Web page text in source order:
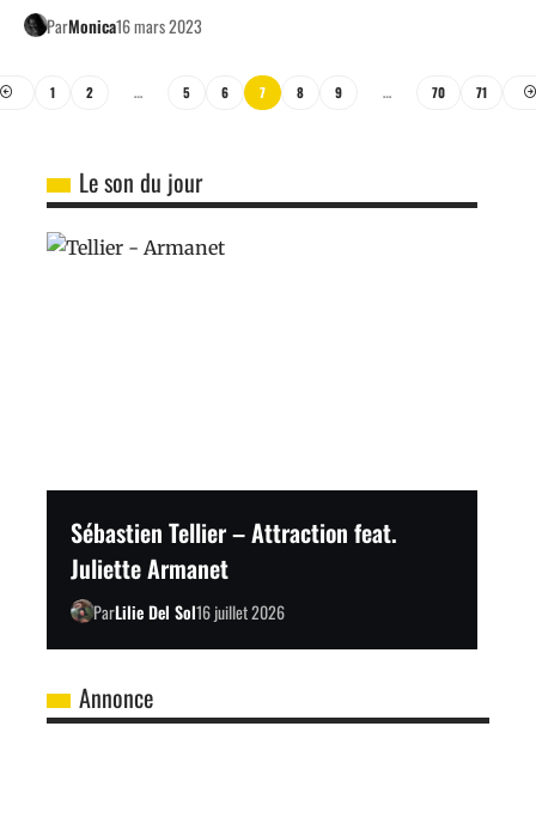
ParMonica16 mars 2023
1 2 … 5 6 7 8 9 … 70 71
Le son du jour
Sébastien Tellier – Attraction feat.
Juliette Armanet
ParLilie Del Sol16 juillet 2026
Annonce